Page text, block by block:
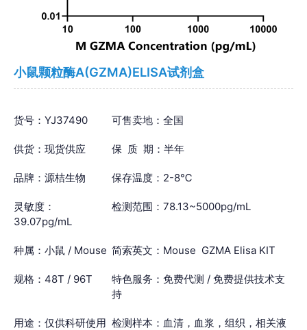
小鼠颗粒酶A(GZMA)ELISA试剂盒
货号：YJ37490 可售卖地：全国
供货：现货供应 保 质 期：半年
品牌：源桔生物 保存温度：2-8℃
灵敏度：
39.07pg/mL
检测范围：78.13~5000pg/mL
种属：小鼠 / Mouse 简索英文：Mouse GZMA Elisa KIT
规格：48T / 96T
特色服务：免费代测 / 免费提供技术支
持
用途：仅供科研使用 检测样本：血清，血浆，组织，相关液